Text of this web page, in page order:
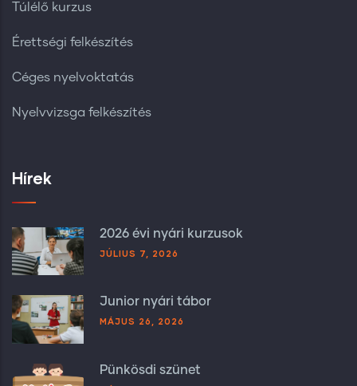
Túlélő kurzus
Érettségi felkészítés
Céges nyelvoktatás
Nyelvvizsga felkészítés
Hírek
2026 évi nyári kurzusok
JÚLIUS 7, 2026
Junior nyári tábor
MÁJUS 26, 2026
Pünkösdi szünet